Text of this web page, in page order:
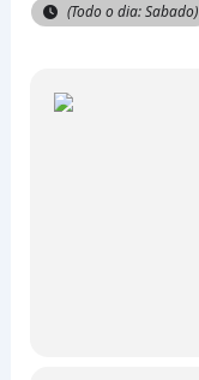
(Todo o dia: Sabado)